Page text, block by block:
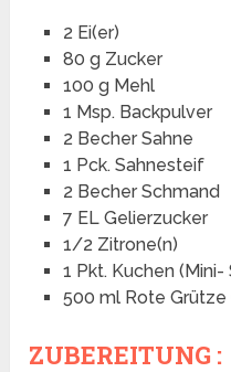
2 Ei(er)
80 g Zucker
100 g Mehl
1 Msp. Backpulver
2 Becher Sahne
1 Pck. Sahnesteif
2 Becher Schmand
7 EL Gelierzucker
1/2 Zitrone(n)
1 Pkt. Kuchen
500 ml Rote
ZUBEREITUNG :